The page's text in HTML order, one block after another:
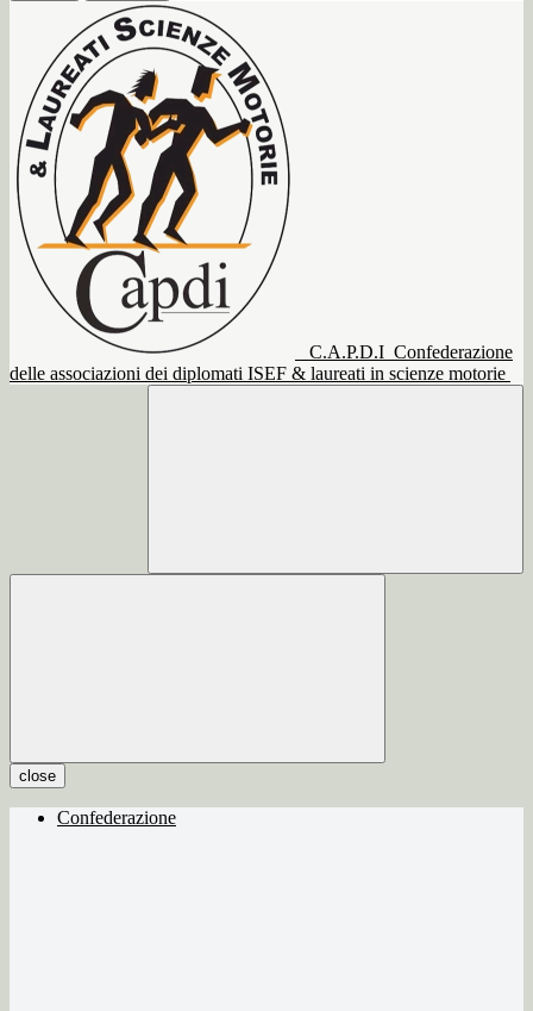
C.A.P.D.I Confederazione
delle associazioni dei diplomati ISEF & laureati in scienze motorie
close
Confederazione